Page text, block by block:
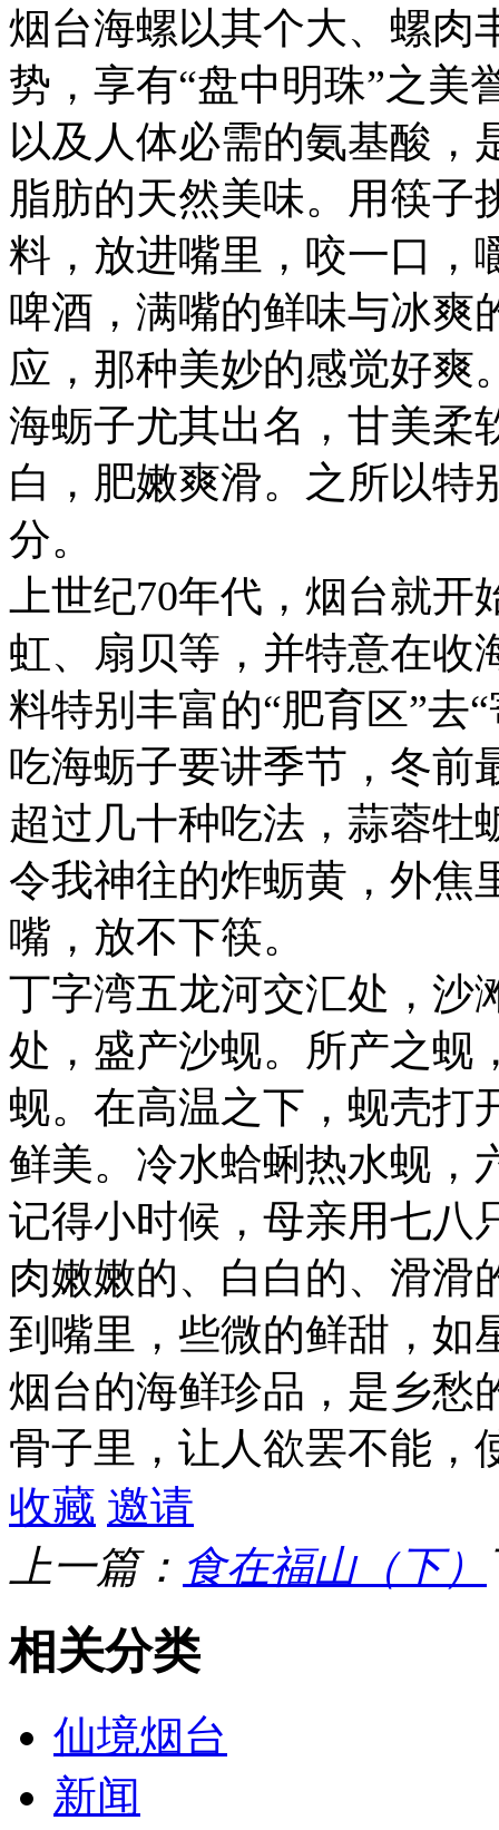
烟台海螺以其个大、螺肉
势，享有“盘中明珠”之美
以及人体必需的氨基酸，
脂肪的天然美味。用筷子
料，放进嘴里，咬一口，
啤酒，满嘴的鲜味与冰爽
应，那种美妙的感觉好爽
海蛎子尤其出名，甘美柔
白，肥嫩爽滑。之所以特
分。
上世纪70年代，烟台就
虹、扇贝等，并特意在收
料特别丰富的“肥育区”去
吃海蛎子要讲季节，冬前
超过几十种吃法，蒜蓉牡
令我神往的炸蛎黄，外焦
嘴，放不下筷。
丁字湾五龙河交汇处，沙
处，盛产沙蚬。所产之蚬
蚬。在高温之下，蚬壳打
鲜美。冷水蛤蜊热水蚬，
记得小时候，母亲用七八
肉嫩嫩的、白白的、滑滑
到嘴里，些微的鲜甜，如
烟台的海鲜珍品，是乡愁
骨子里，让人欲罢不能，
收藏 邀请
上一篇： 食在福山（下）
相关分类
仙境烟台
新闻